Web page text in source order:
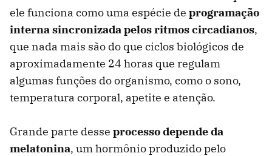
ele funciona como uma espécie de programação
interna sincronizada pelos ritmos circadianos,
que nada mais são do que ciclos biológicos de
aproximadamente 24 horas que regulam
algumas funções do organismo, como o sono,
temperatura corporal, apetite e atenção.
Grande parte desse processo depende da
melatonina, um hormônio produzido pelo